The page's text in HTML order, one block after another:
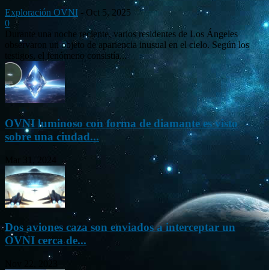
Exploración OVNI - Oct 5, 2025
0
Durante una noche reciente, varios residentes de Los Ángeles
observaron un objeto de apariencia inusual en el cielo. Según los
testigos, el fenómeno consistía...
OVNI luminoso con forma de diamante es visto
sobre una ciudad...
Dos aviones caza son enviados a interceptar un
OVNI cerca de...
Nov 22, 2023